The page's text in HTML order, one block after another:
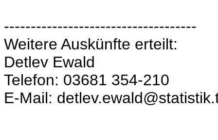
------------------------------------
Weitere Auskünfte erteilt:
Detlev Ewald
Telefon: 03681 354-210
E-Mail: